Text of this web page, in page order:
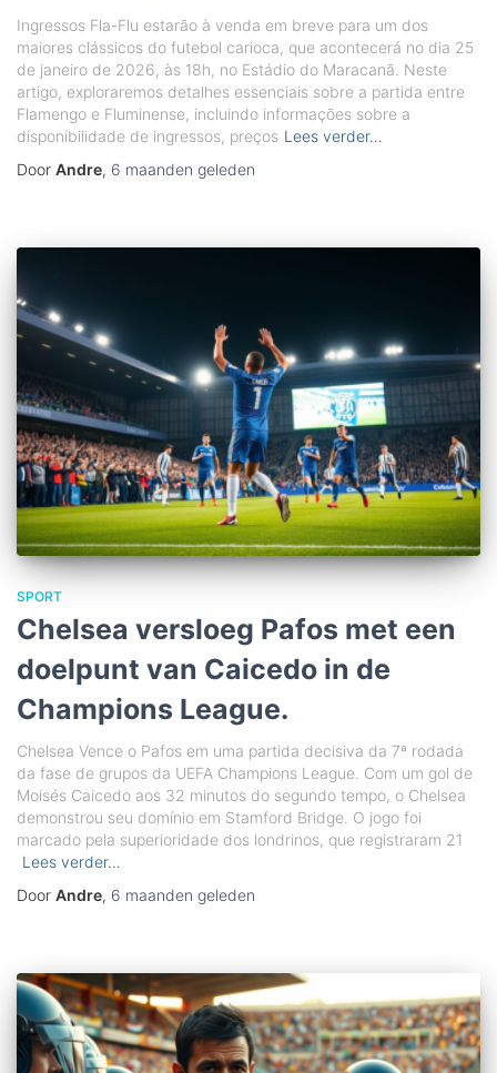
Ingressos Fla-Flu estarão à venda em breve para um dos
maiores clássicos do futebol carioca, que acontecerá no dia 25
de janeiro de 2026, às 18h, no Estádio do Maracanã. Neste
artigo, exploraremos detalhes essenciais sobre a partida entre
Flamengo e Fluminense, incluindo informações sobre a
disponibilidade de ingressos, preços Lees verder…
Door Andre, 6 maanden geleden
SPORT
Chelsea versloeg Pafos met een
doelpunt van Caicedo in de
Champions League.
Chelsea Vence o Pafos em uma partida decisiva da 7ª rodada
da fase de grupos da UEFA Champions League. Com um gol de
Moisés Caicedo aos 32 minutos do segundo tempo, o Chelsea
demonstrou seu domínio em Stamford Bridge. O jogo foi
marcado pela superioridade dos londrinos, que registraram 21
Lees verder…
Door Andre, 6 maanden geleden